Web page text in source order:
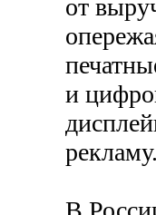
от
и
рекламу.